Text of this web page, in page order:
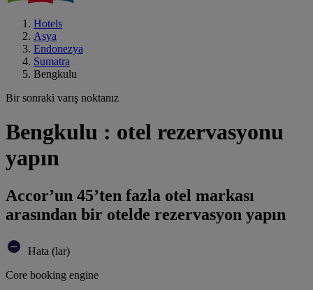
Hotels
Asya
Endonezya
Sumatra
Bengkulu
Bir sonraki varış noktanız
Bengkulu : otel rezervasyonu
yapın
Accor’un 45’ten fazla otel markası
arasından bir otelde rezervasyon yapın
Hata (lar)
Core booking engine